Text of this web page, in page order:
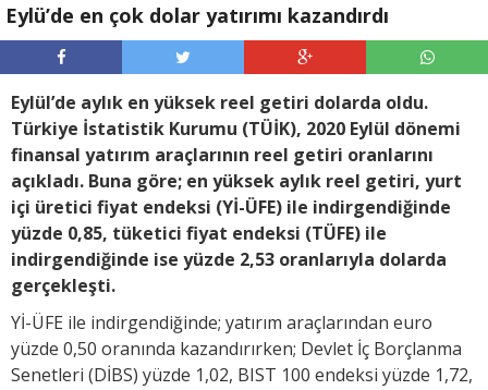
Eylü’de en çok dolar yatırımı kazandırdı
Eylül’de aylık en yüksek reel getiri dolarda oldu.
Türkiye İstatistik Kurumu (TÜİK), 2020 Eylül dönemi
finansal yatırım araçlarının reel getiri oranlarını
açıkladı. Buna göre; en yüksek aylık reel getiri, yurt
içi üretici fiyat endeksi (Yİ-ÜFE) ile indirgendiğinde
yüzde 0,85, tüketici fiyat endeksi (TÜFE) ile
indirgendiğinde ise yüzde 2,53 oranlarıyla dolarda
gerçekleşti.
Yİ-ÜFE ile indirgendiğinde; yatırım araçlarından euro
yüzde 0,50 oranında kazandırırken; Devlet İç Borçlanma
Senetleri (DİBS) yüzde 1,02, BIST 100 endeksi yüzde 1,72,